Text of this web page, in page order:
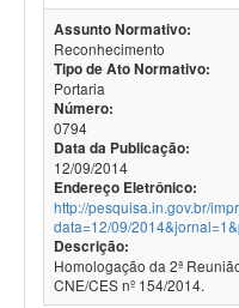
Assunto Normativo:
Reconhecimento
Tipo de Ato Normativo:
Portaria
Número:
0794
Data da Publicação:
12/09/2014
Endereço Eletrônico:
http://pesquisa.in.gov.br/
data=12/09/
Descrição:
Homologação da 2ª
CNE/CES nº 154/2014.